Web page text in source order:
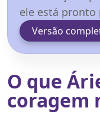
ele está
Versão
O que
coragem